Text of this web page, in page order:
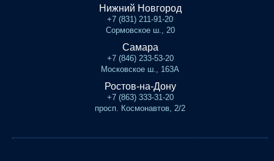
Нижний Новгород
+7 (831) 211-91-20
Сормовское ш., 20
Самара
+7 (846) 233-53-20
Московское ш., 163А
Ростов-на-Дону
+7 (863) 333-31-20
просп. Космонавтов, 2/2